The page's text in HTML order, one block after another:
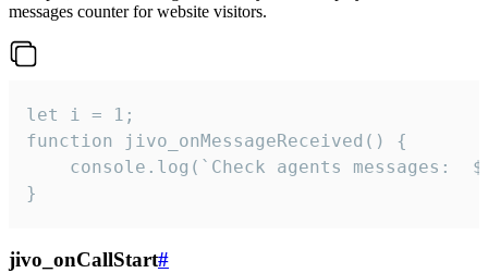
messages counter for website visitors.
let i = 1;
function jivo_onMessageReceived() {
}
jivo_onCallStart#